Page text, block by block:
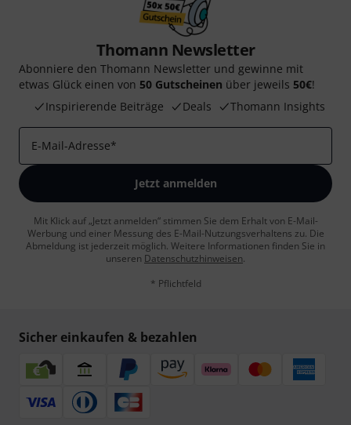
Thomann Newsletter
Abonniere den Thomann Newsletter und gewinne mit
etwas Glück einen von 50 Gutscheinen über jeweils 50€!
Inspirierende Beiträge
Deals Thomann Insights
E-Mail-Adresse*
Jetzt anmelden
Mit Klick auf „Jetzt anmelden“ stimmen Sie dem Erhalt von E-Mail-
Werbung und einer Messung des E-Mail-Nutzungsverhaltens zu. Die
Abmeldung ist jederzeit möglich. Weitere Informationen finden Sie in
unseren Datenschutzhinweisen.
* Pflichtfeld
Sicher einkaufen & bezahlen